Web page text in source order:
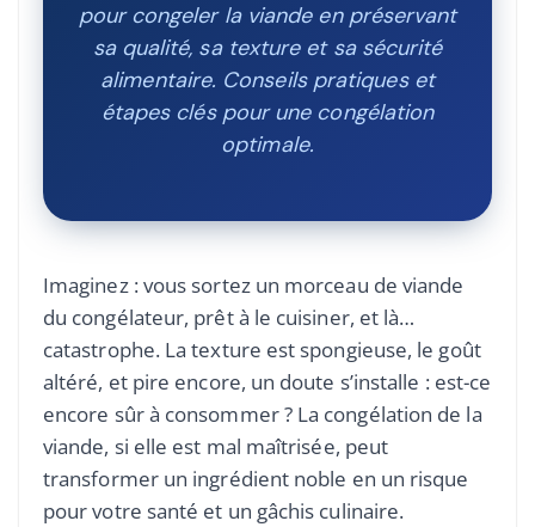
pour congeler la viande en préservant
sa qualité, sa texture et sa sécurité
alimentaire. Conseils pratiques et
étapes clés pour une congélation
optimale.
Imaginez : vous sortez un morceau de viande
du congélateur, prêt à le cuisiner, et là…
catastrophe. La texture est spongieuse, le goût
altéré, et pire encore, un doute s’installe : est-ce
encore sûr à consommer ? La congélation de la
viande, si elle est mal maîtrisée, peut
transformer un ingrédient noble en un risque
pour votre santé et un gâchis culinaire.